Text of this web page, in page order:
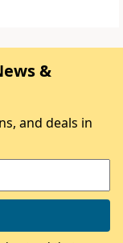
&
and deals in